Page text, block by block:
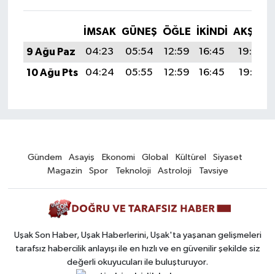
İMSAK GÜNEŞ ÖĞLE İKINDI
AKŞAM
9 Ağu Paz
04:23 05:54 12:59 16:45
19:54
10 Ağu Pts
04:24 05:55 12:59 16:45 19:53
Gündem Asayiş Ekonomi Global Kültürel
Siyaset
Magazin
Spor Teknoloji Astroloji Tavsiye
Uşak Son Haber, Uşak Haberlerini, Uşak'ta yaşanan gelişmeleri
tarafsız habercilik anlayışı ile en hızlı ve en güvenilir şekilde siz
değerli okuyucuları ile buluşturuyor.